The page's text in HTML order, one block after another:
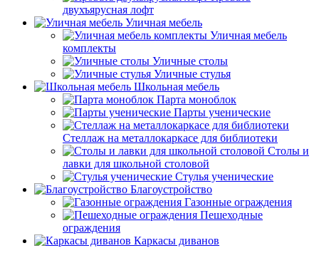
двухъярусная лофт
Уличная мебель
Уличная мебель
комплекты
Уличные столы
Уличные стулья
Школьная мебель
Парта моноблок
Парты ученические
Стеллаж на металлокаркасе для библиотеки
Столы и
лавки для школьной столовой
Стулья ученические
Благоустройство
Газонные ограждения
Пешеходные
ограждения
Каркасы диванов